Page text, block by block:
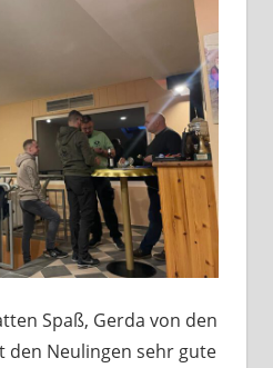
Spaß, Gerda von den
den Neulingen sehr gute